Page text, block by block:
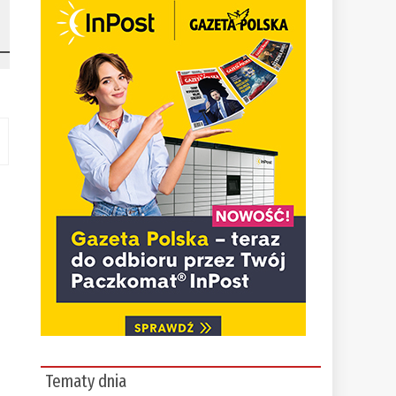
Tematy dnia